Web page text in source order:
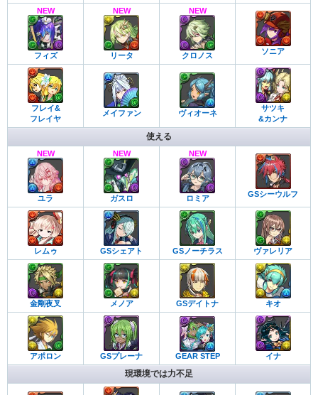
NEW
フィズ
NEW
リータ
NEW
クロノス ソニア
フレイ&
フレイヤ
メイファン ヴィオーネ
サツキ
&カンナ
使える
NEW
ユラ
NEW
ガスロ
NEW
ロミア GSシーウルフ
レムゥ GSシェアト GSノーチラス ヴァレリア
金剛夜叉 メノア GSデイトナ キオ
アポロン GSプレーナ GEAR STEP イナ
現環境では力不足